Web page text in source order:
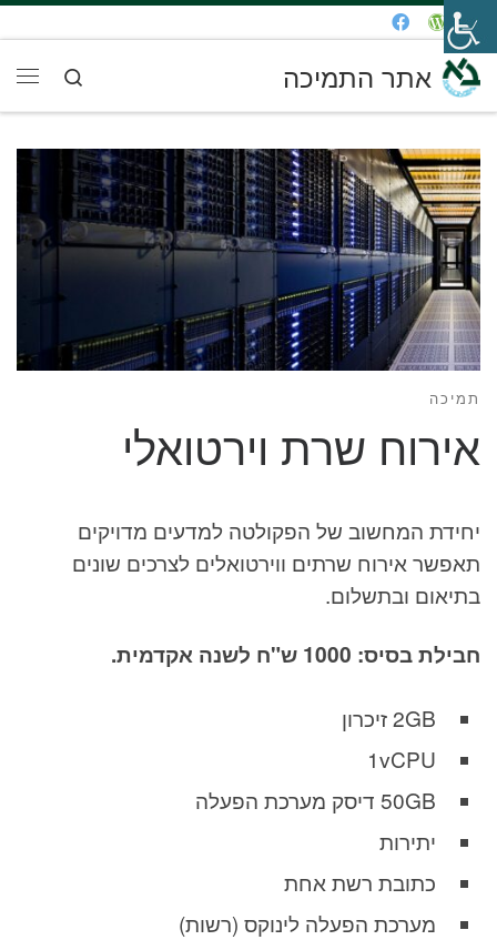
דלג לתוכן
אתר התמיכה Search
תמיכה
אירוח שרת וירטואלי
יחידת המחשוב של הפקולטה למדעים מדויקים
תאפשר אירוח שרתים ווירטואלים לצרכים שונים
בתיאום ובתשלום.
חבילת בסיס: 1000 ש"ח לשנה אקדמית.
2GB זיכרון
1vCPU
50GB דיסק מערכת הפעלה
יתירות
כתובת רשת אחת
מערכת הפעלה לינוקס (רשות)